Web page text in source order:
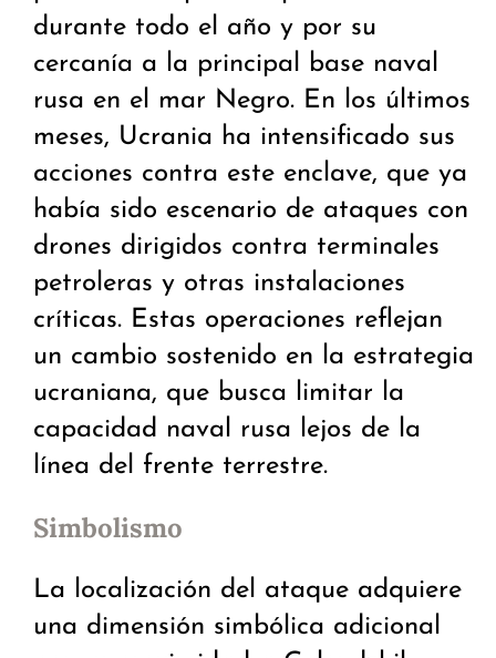
durante todo el año y por su
cercanía a la principal base naval
rusa en el mar Negro. En los últimos
meses, Ucrania ha intensificado sus
acciones contra este enclave, que ya
había sido escenario de ataques con
drones dirigidos contra terminales
petroleras y otras instalaciones
críticas. Estas operaciones reflejan
un cambio sostenido en la estrategia
ucraniana, que busca limitar la
capacidad naval rusa lejos de la
línea del frente terrestre.
Simbolismo
La localización del ataque adquiere
una dimensión simbólica adicional